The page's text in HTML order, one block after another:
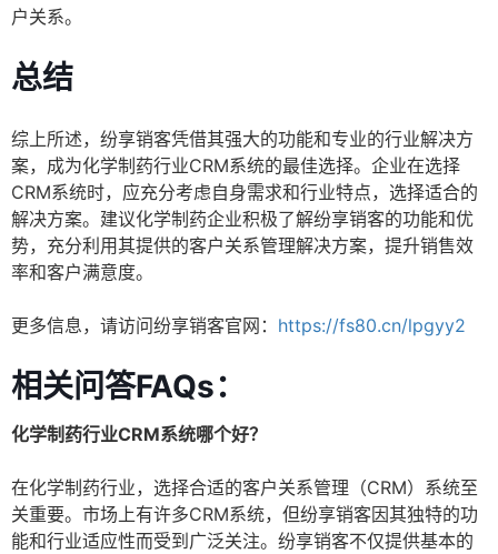
户关系。
总结
综上所述，纷享销客凭借其强大的功能和专业的行业解决方
案，成为化学制药行业CRM系统的最佳选择。企业在选择
CRM系统时，应充分考虑自身需求和行业特点，选择适合的
解决方案。建议化学制药企业积极了解纷享销客的功能和优
势，充分利用其提供的客户关系管理解决方案，提升销售效
率和客户满意度。
更多信息，请访问纷享销客官网： https://fs80.cn/lpgyy2
相关问答FAQs：
化学制药行业CRM系统哪个好？
在化学制药行业，选择合适的客户关系管理（CRM）系统至
关重要。市场上有许多CRM系统，但纷享销客因其独特的功
能和行业适应性而受到广泛关注。纷享销客不仅提供基本的